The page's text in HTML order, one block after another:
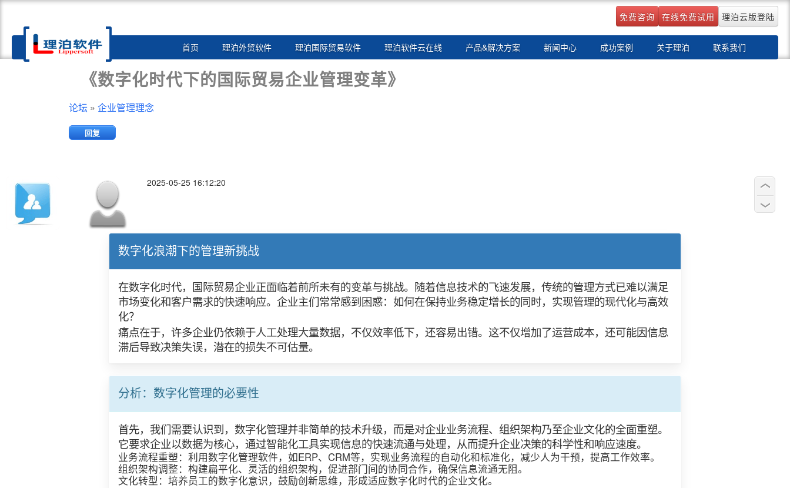
免费咨询 在线免费试用 理泊云版登陆
Toggle
首页 理泊外贸软件 理泊国际贸易软件 理泊软件云在线 产品&解决方案 新闻中心 成功案例 关于理泊 联系我们
《数字化时代下的国际贸易企业管理变革》
论坛 » 企业管理理念
回复
2025-05-25 16:12:20
数字化浪潮下的管理新挑战
在数字化时代，国际贸易企业正面临着前所未有的变革与挑战。随着信息技术的飞速发展，传统的管理方式已难以满足
市场变化和客户需求的快速响应。企业主们常常感到困惑：如何在保持业务稳定增长的同时，实现管理的现代化与高效
化？
痛点在于，许多企业仍依赖于人工处理大量数据，不仅效率低下，还容易出错。这不仅增加了运营成本，还可能因信息
滞后导致决策失误，潜在的损失不可估量。
分析：数字化管理的必要性
首先，我们需要认识到，数字化管理并非简单的技术升级，而是对企业业务流程、组织架构乃至企业文化的全面重塑。
它要求企业以数据为核心，通过智能化工具实现信息的快速流通与处理，从而提升企业决策的科学性和响应速度。
业务流程重塑：利用数字化管理软件，如ERP、CRM等，实现业务流程的自动化和标准化，减少人为干预，提高工作效率。
组织架构调整：构建扁平化、灵活的组织架构，促进部门间的协同合作，确保信息流通无阻。
文化转型：培养员工的数字化意识，鼓励创新思维，形成适应数字化时代的企业文化。